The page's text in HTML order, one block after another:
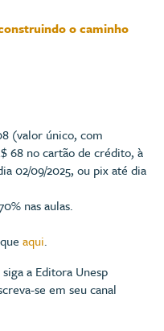
o caminho
(valor único, com
68 no cartão de crédito, à
02/09/2025, ou pix até dia
nas aulas.
aqui.
a Editora Unesp
se em seu canal